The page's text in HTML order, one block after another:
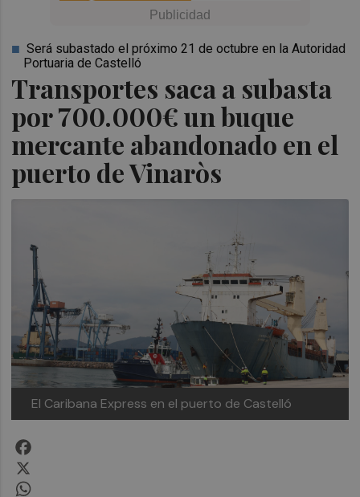
Transportes saca a subasta
por 700.000€ un buque
mercante abandonado en el
puerto de Vinaròs
Será subastado el próximo 21 de octubre en la Autoridad
Portuaria de Castelló
El Caribana Express en el puerto de Castelló